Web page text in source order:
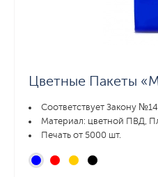
Цветные Пакеты
Соответствует Закону
Материал: цветной ПВД,
Печать от 5000 шт.